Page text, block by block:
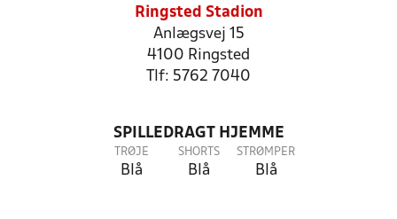
Ringsted Stadion
Anlægsvej 15
4100 Ringsted
Tlf: 5762 7040
SPILLEDRAGT HJEMME
TRØJE
Blå
SHORTS
Blå
STRØMPER
Blå